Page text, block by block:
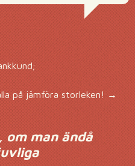
på jämföra storleken!→
om man ändå